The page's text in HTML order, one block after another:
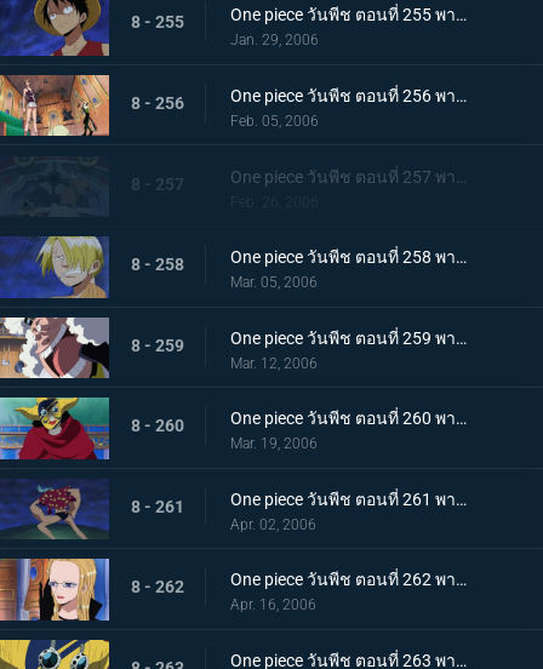
8 - 255 One piece วันพีช ตอนที่ 255 พากย์ไทย ขบวนรถเดินเรืออีกขบวน ร็อคเก็ตแมนออกโรง!!
Jan. 29, 2006
8 - 256 One piece วันพีช ตอนที่ 256 พากย์ไทย เข้าช่วยพวกพ้อง สายสัมพันธ์แห่งกำปั้นของผู้มีศัตรูร่วมกัน
Feb. 05, 2006
8 - 257
Feb. 26, 2006
8 - 258 One piece วันพีช ตอนที่ 258 พากย์ไทย ชายลึกลับปรากฏตัว! นามของเขาคือ โซเงคิง!
Mar. 05, 2006
8 - 259 One piece วันพีช ตอนที่ 259 พากย์ไทย ศึกกุ๊ก! ซันจิ ปะทะ เพลงหมัดบะหมี่
Mar. 12, 2006
8 - 260 One piece วันพีช ตอนที่ 260 พากย์ไทย ศึกตัดสินบนหลังคา! แฟรงกี้ ปะทะ เนโระ
Mar. 19, 2006
8 - 261 One piece วันพีช ตอนที่ 261 พากย์ไทย โซโลผู้พิฆาตมาร ปะทะ จอมผ่าเรือ ทีโบน
Apr. 02, 2006
8 - 262 One piece วันพีช ตอนที่ 262 พากย์ไทย โรบินดิ้นรน! แผนการสุดฉลาดของโซเงคิง!!
Apr. 16, 2006
One piece วันพีช ตอนที่ 263 พากย์ไทย เกาะตุลาการ! ภาพรวมของเอนิเอสล๊อบบี้!